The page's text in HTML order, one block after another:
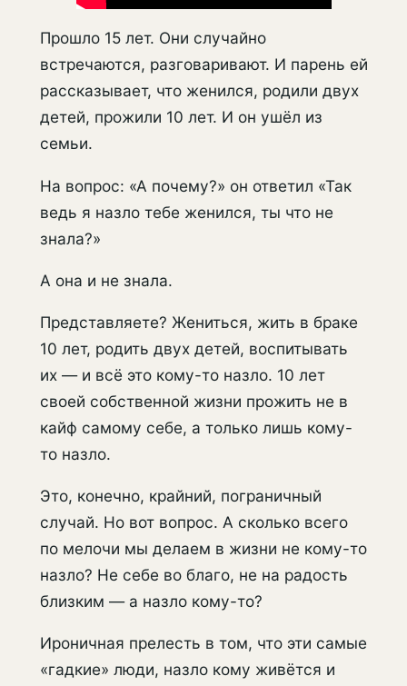
Прошло 15 лет. Они случайно
встречаются, разговаривают. И парень ей
рассказывает, что женился, родили двух
детей, прожили 10 лет. И он ушёл из
семьи.
На вопрос: «А почему?» он ответил «Так
ведь я назло тебе женился, ты что не
знала?»
А она и не знала.
Представляете? Жениться, жить в браке
10 лет, родить двух детей, воспитывать
их — и всё это кому-то назло. 10 лет
своей собственной жизни прожить не в
кайф самому себе, а только лишь кому-
то назло.
Это, конечно, крайний, пограничный
случай. Но вот вопрос. А сколько всего
по мелочи мы делаем в жизни не кому-то
назло? Не себе во благо, не на радость
близким — а назло кому-то?
Ироничная прелесть в том, что эти самые
«гадкие» люди, назло кому живётся и